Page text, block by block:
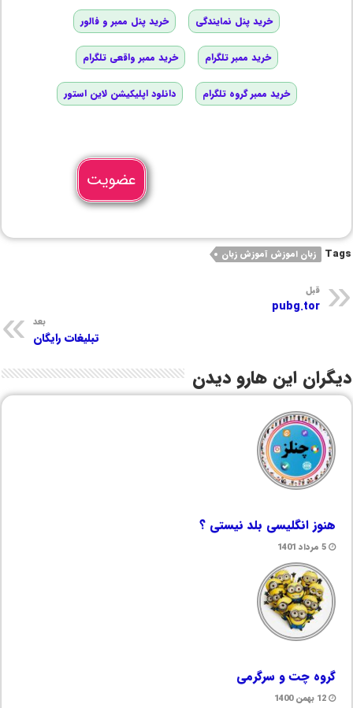
خرید پنل نمایندگی خرید پنل ممبر و فالور
خرید ممبر تلگرام خرید ممبر واقعی تلگرام
خرید ممبر گروه تلگرام دانلود اپلیکیشن لاین استور
عضویت
Tags زبان اموزش آموزش زبان
قبل
pubg.tor
بعد
تبلیغات رایگان
دیگران این هارو دیدن
هنوز انگلیسی بلد نیستی ؟
5 مرداد 1401
گروه چت و سرگرمی
12 بهمن 1400